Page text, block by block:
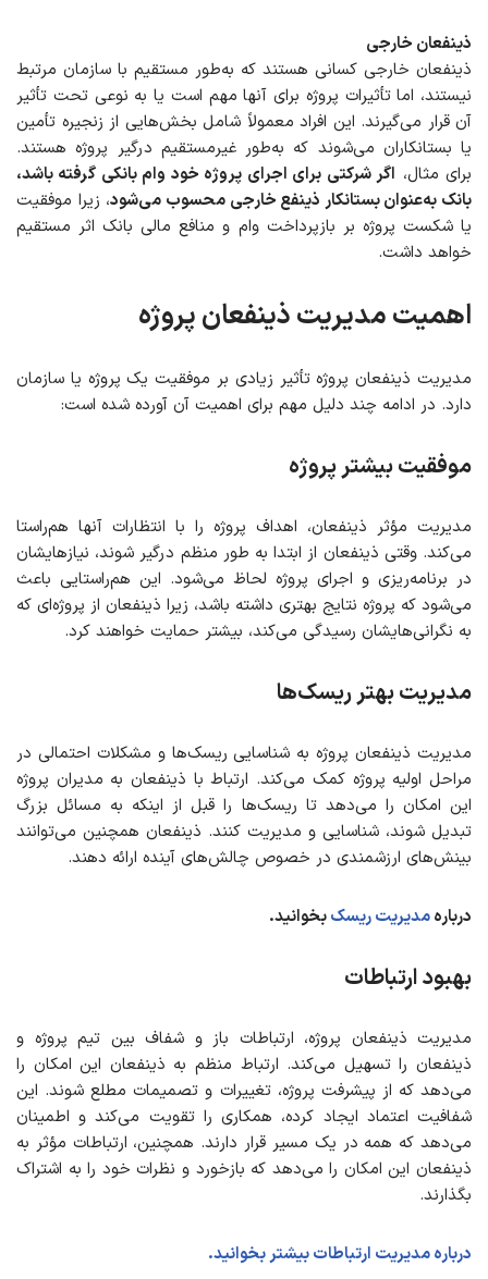
ذینفعان خارجی
ذینفعان خارجی کسانی هستند که به‌طور مستقیم با سازمان مرتبط
نیستند، اما تأثیرات پروژه برای آنها مهم است یا به نوعی تحت تأثیر
آن قرار می‌گیرند. این افراد معمولاً شامل بخش‌هایی از زنجیره تأمین
یا بستانکاران می‌شوند که به‌طور غیرمستقیم درگیر پروژه هستند.
برای مثال، اگر شرکتی برای اجرای پروژه خود وام بانکی گرفته باشد،
بانک به‌عنوان بستانکار ذینفع خارجی محسوب می‌شود، زیرا موفقیت
یا شکست پروژه بر بازپرداخت وام و منافع مالی بانک اثر مستقیم
خواهد داشت.
اهمیت مدیریت ذینفعانپروژه
مدیریت ذینفعان پروژه تأثیر زیادی بر موفقیت یک پروژه یا سازمان
دارد. در ادامه چند دلیل مهم برای اهمیت آن آورده شده است:
موفقیت بیشتر پروژه
مدیریت مؤثر ذینفعان، اهداف پروژه را با انتظارات آنها هم‌راستا
می‌کند. وقتی ذینفعان از ابتدا به طور منظم درگیر شوند، نیازهایشان
در برنامه‌ریزی و اجرای پروژه لحاظ می‌شود. این هم‌راستایی باعث
می‌شود که پروژه نتایج بهتری داشته باشد، زیرا ذینفعان از پروژه‌ای که
به نگرانی‌هایشان رسیدگی می‌کند، بیشتر حمایت خواهند کرد.
مدیریت بهتر ریسک‌ها
مدیریت ذینفعان پروژه به شناسایی ریسک‌ها و مشکلات احتمالی در
مراحل اولیه پروژه کمک می‌کند. ارتباط با ذینفعان به مدیران پروژه
این امکان را می‌دهد تا ریسک‌ها را قبل از اینکه به مسائل بزرگ
تبدیل شوند، شناسایی و مدیریت کنند. ذینفعان همچنین می‌توانند
بینش‌های ارزشمندی در خصوص چالش‌های آینده ارائه دهند.
دربارهمدیریت ریسکبخوانید.
بهبود ارتباطات
مدیریت ذینفعان پروژه، ارتباطات باز و شفاف بین تیم پروژه و
ذینفعان را تسهیل می‌کند. ارتباط منظم به ذینفعان این امکان را
می‌دهد که از پیشرفت پروژه، تغییرات و تصمیمات مطلع شوند. این
شفافیت اعتماد ایجاد کرده، همکاری را تقویت می‌کند و اطمینان
می‌دهد که همه در یک مسیر قرار دارند. همچنین، ارتباطات مؤثر به
ذینفعان این امکان را می‌دهد که بازخورد و نظرات خود را به اشتراک
بگذارند.
درباره مدیریت ارتباطات بیشتر بخوانید.